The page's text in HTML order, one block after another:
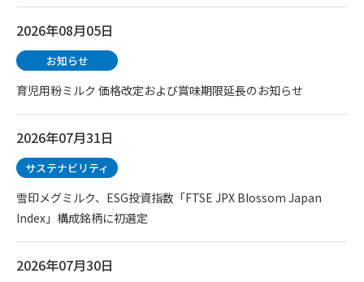
2026年08月05日
お知らせ
育児用粉ミルク 価格改定および賞味期限延長のお知らせ
2026年07月31日
サステナビリティ
雪印メグミルク、ESG投資指数「FTSE JPX Blossom Japan
Index」構成銘柄に初選定
2026年07月30日